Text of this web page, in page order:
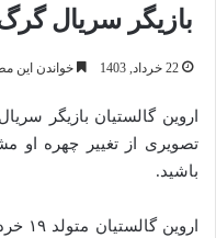
بازیگر سریال
22 خرداد, 1403 خواندن این مطلب 1 دقیقه
اروین گالستیان بازیگر
تصویری از تغییر چهره او
باشید.